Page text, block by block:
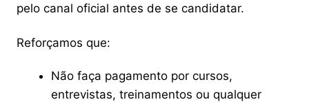
pelo canal oficial antes de se candidatar.
Reforçamos que:
Não faça pagamento por cursos,
entrevistas, treinamentos ou qualquer